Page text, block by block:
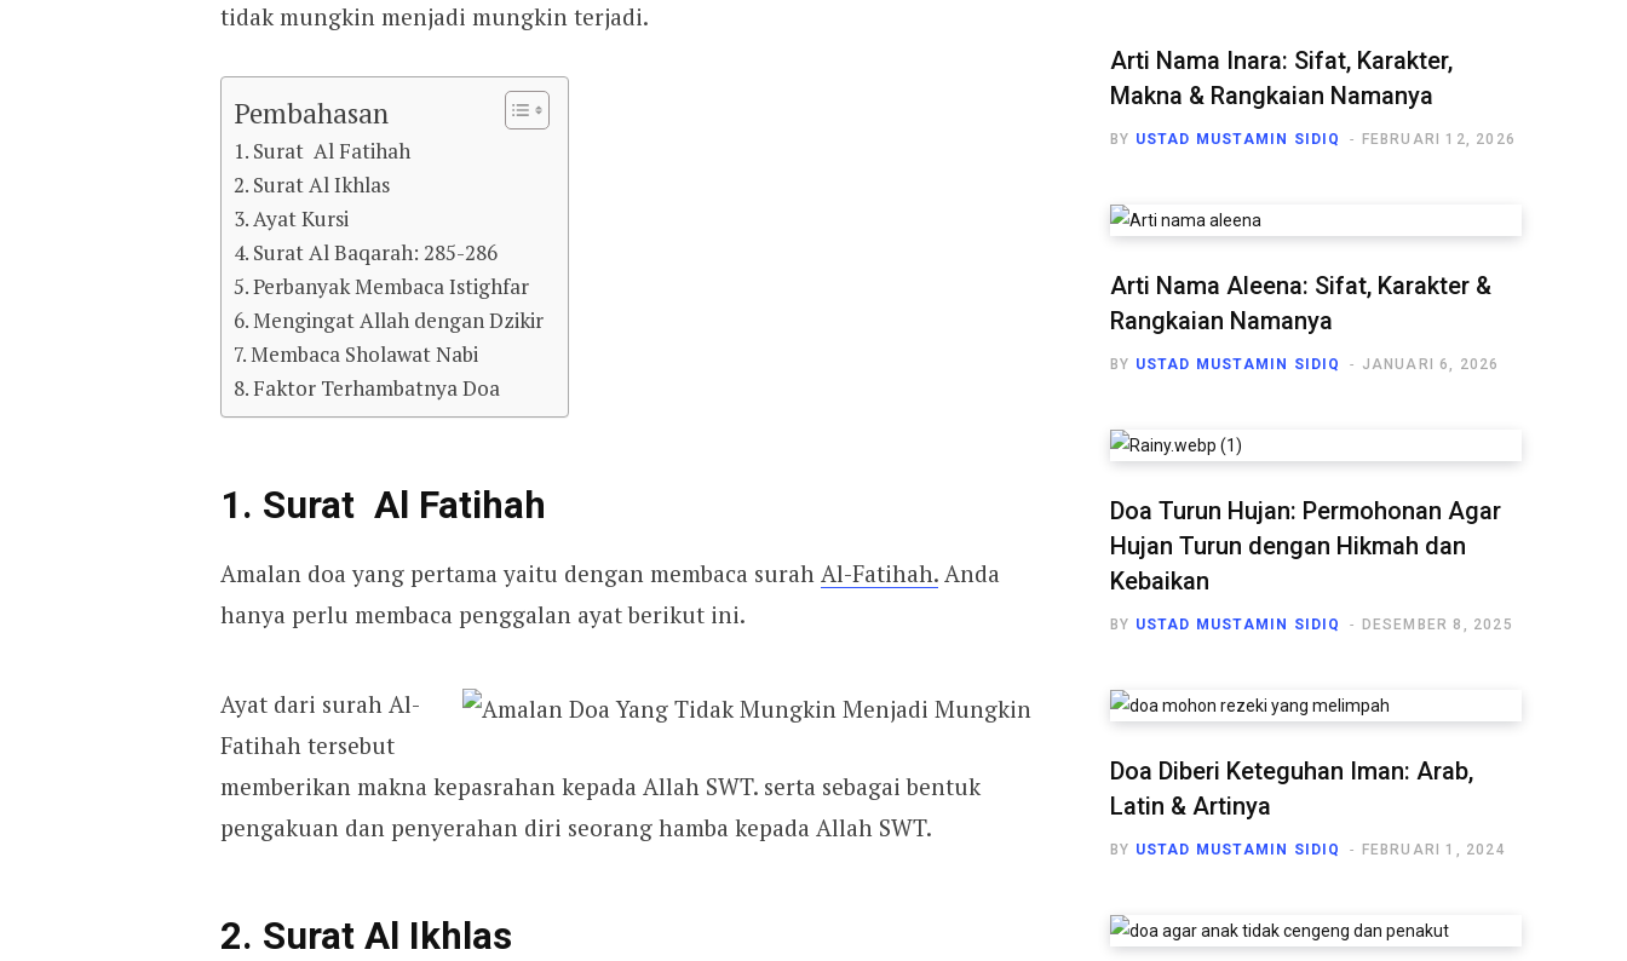
tidak mungkin menjadi mungkin terjadi.
Pembahasan
1. Surat Al Fatihah
2. Surat Al Ikhlas
3. Ayat Kursi
4. Surat Al Baqarah: 285-286
5. Perbanyak Membaca Istighfar
6. Mengingat Allah dengan Dzikir
7. Membaca Sholawat Nabi
8. Faktor Terhambatnya Doa
1. Surat Al Fatihah
Amalan doa yang pertama yaitu dengan membaca surah Al-Fatihah.Anda
hanya perlu membaca penggalan ayat berikut ini.
Ayat dari surah Al-
Fatihah tersebut
memberikan makna kepasrahan kepada Allah SWT. serta sebagai bentuk
pengakuan dan penyerahan diri seorang hamba kepada Allah SWT.
2. Surat Al Ikhlas
Arti Nama Inara: Sifat, Karakter,
Makna & Rangkaian Namanya
BY USTAD MUSTAMIN SIDIQ FEBRUARI 12, 2026
Arti Nama Aleena: Sifat, Karakter &
Rangkaian Namanya
BY USTAD MUSTAMIN SIDIQ JANUARI 6, 2026
Doa Turun Hujan: Permohonan Agar
Hujan Turun dengan Hikmah dan
Kebaikan
BY USTAD MUSTAMIN SIDIQ DESEMBER 8, 2025
Doa Diberi Keteguhan Iman: Arab,
Latin & Artinya
BY USTAD MUSTAMIN SIDIQ FEBRUARI 1, 2024